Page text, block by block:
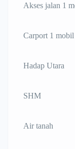
Akses jalan 1
Carport 1 mobil
Hadap Utara
SHM
Air tanah